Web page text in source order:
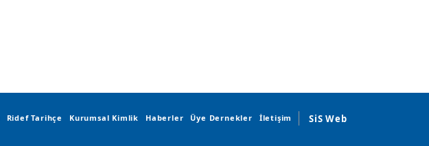
Ridef Tarihçe Kurumsal Kimlik Haberler Üye Dernekler İletişim SiS Web